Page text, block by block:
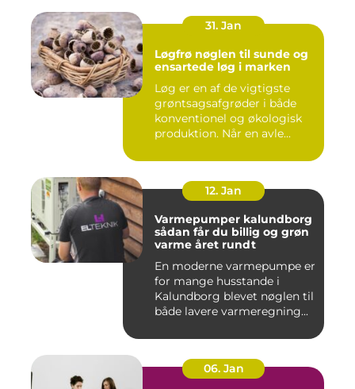
31. Jan
Løgfrø nøglen til sunde og
ensartede løg i marken
Løg er en af de vigtigste
grøntsagsafgrøder i både
konventionel og økologisk
produktion. Når en avle...
12. Jan
Varmepumper kalundborg
sådan får du billig og grøn
varme året rundt
En moderne varmepumpe er
for mange husstande i
Kalundborg blevet nøglen til
både lavere varmeregning...
06. Jan